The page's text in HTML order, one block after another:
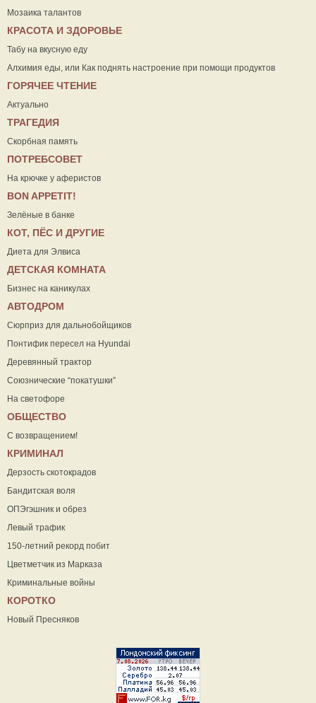
Мозаика талантов
КРАСОТА И ЗДОРОВЬЕ
Табу на вкусную еду
Алхимия еды, или Как поднять настроение при помощи продуктов
ГОРЯЧЕЕ ЧТЕНИЕ
Актуально
ТРАГЕДИЯ
Скорбная память
ПОТРЕБСОВЕТ
На крючке у аферистов
ВON APPETIT!
Зелёные в банке
КОТ, ПЁС И ДРУГИЕ
Диета для Элвиса
ДЕТСКАЯ КОМНАТА
Бизнес на каникулах
АВТОДРОМ
Сюрприз для дальнобойщиков
Понтифик пересел на Hyundai
Деревянный трактор
Союзнические “покатушки”
На светофоре
ОБЩЕСТВО
С возвращением!
КРИМИНАЛ
Дерзость скотокрадов
Бандитская воля
ОПЭгэшник и обрез
Левый трафик
150-летний рекорд побит
Цветметчик из Марказа
Криминальные войны
КОРОТКО
Новый Пресняков